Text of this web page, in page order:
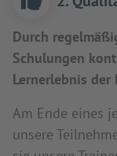
Durch
Schulungen
Lernerlebnis der
Am Ende eines
unsere